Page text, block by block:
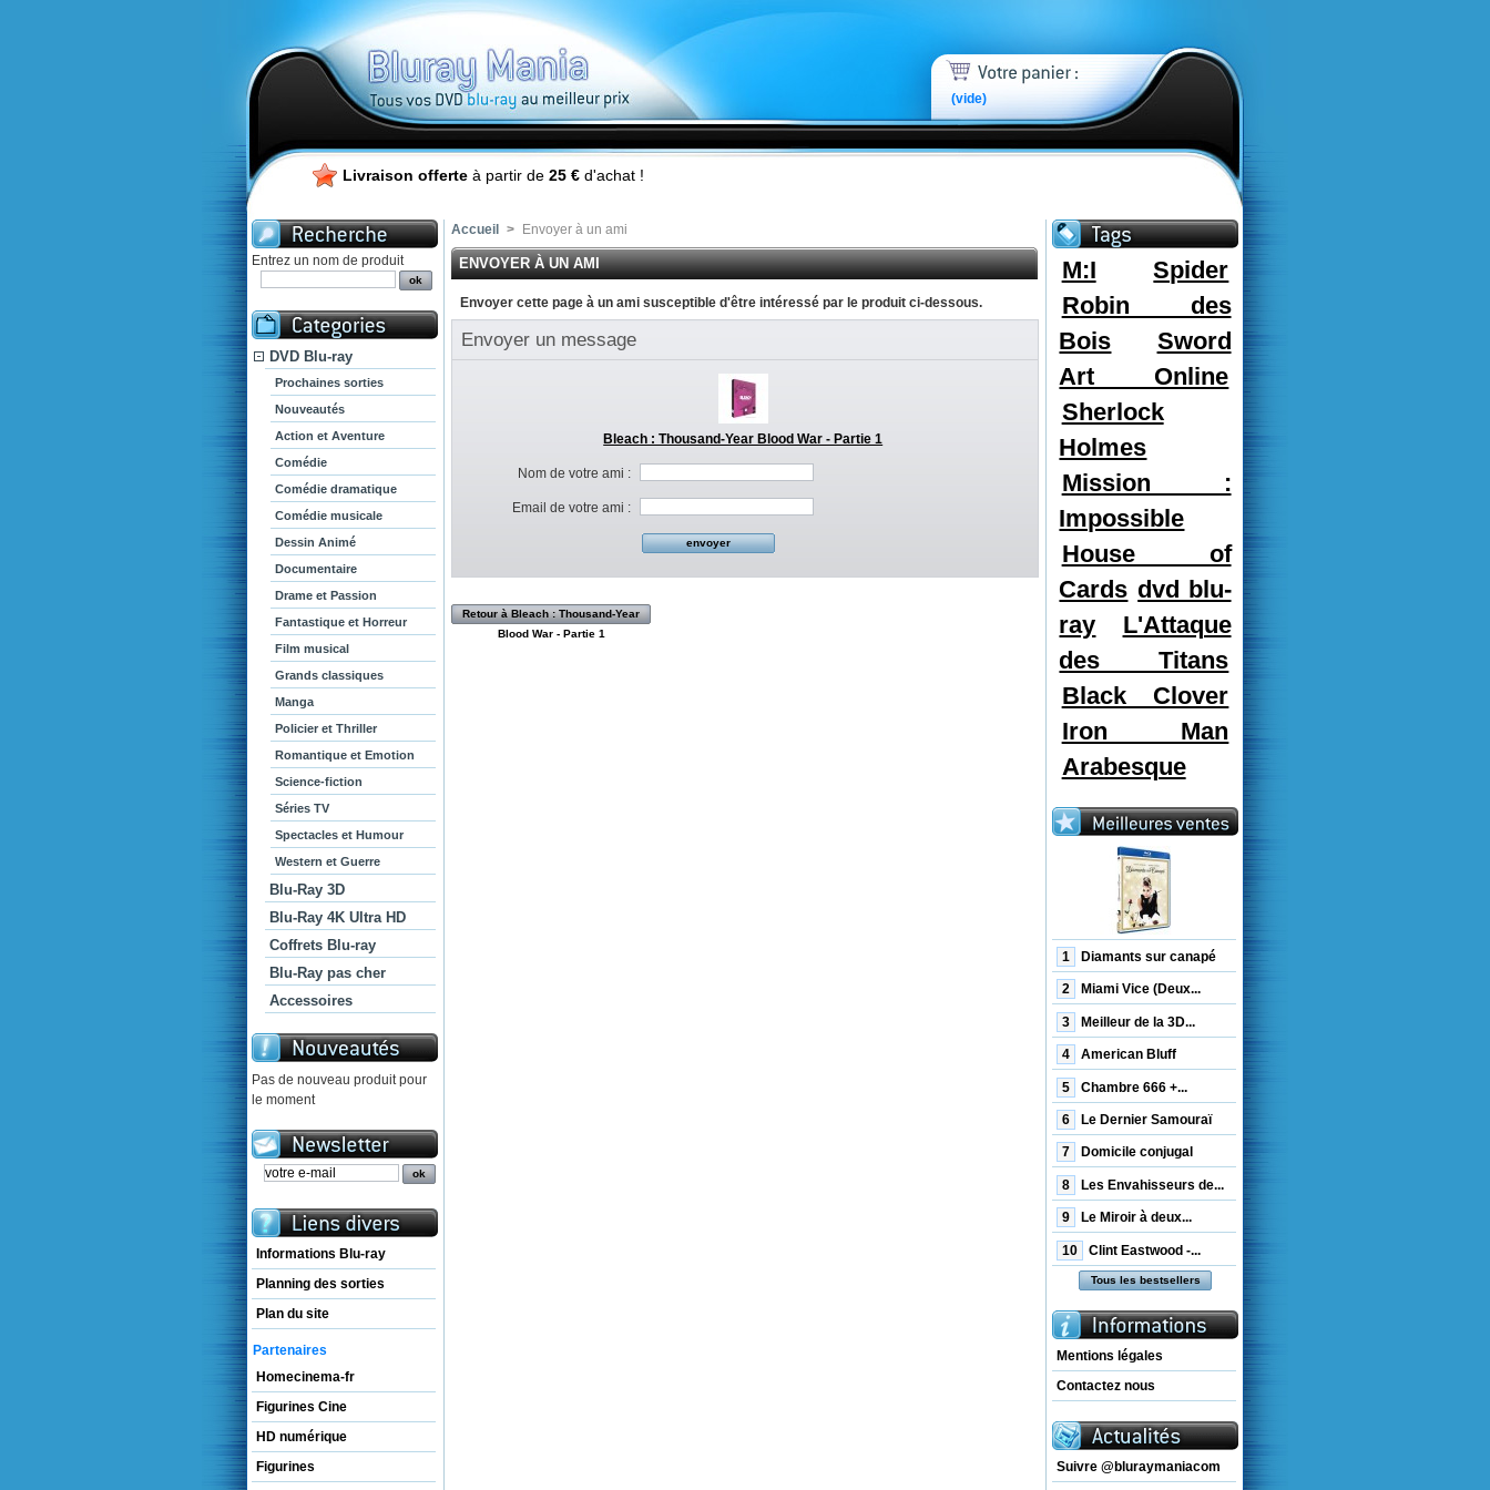
(vide)
Livraison offerte à partir de 25 € d'achat !
Entrez un nom de produit
DVD Blu-ray
Prochaines sorties
Nouveautés
Action et Aventure
Comédie
Comédie dramatique
Comédie musicale
Dessin Animé
Documentaire
Drame et Passion
Fantastique et Horreur
Film musical
Grands classiques
Manga
Policier et Thriller
Romantique et Emotion
Science-fiction
Séries TV
Spectacles et Humour
Western et Guerre
Blu-Ray 3D
Blu-Ray 4K Ultra HD
Coffrets Blu-ray
Blu-Ray pas cher
Accessoires
Pas de nouveau produit pour
le moment
Informations Blu-ray
Planning des sorties
Plan du site
Partenaires
Homecinema-fr
Figurines Cine
HD numérique
Figurines
Accueil > Envoyer à un ami
ENVOYER À UN AMI
Envoyer cette page à un ami susceptible d'être intéressé par le produit ci-dessous.
Envoyer un message
Bleach : Thousand-Year Blood War - Partie 1
Nom de votre ami :
Email de votre ami :
Retour à Bleach : Thousand-Year
Blood War - Partie 1
M:I
Spider
Robin des
Bois
Sword
Art Online
Sherlock
Holmes
Mission :
Impossible
House of
Cards dvd blu-
ray
L'Attaque
des Titans
Black Clover
Iron Man
Arabesque
1 Diamants sur canapé
2 Miami Vice (Deux...
3 Meilleur de la 3D...
4 American Bluff
5 Chambre 666 +...
6 Le Dernier Samouraï
7 Domicile conjugal
8 Les Envahisseurs de...
9 Le Miroir à deux...
10 Clint Eastwood -...
Tous les bestsellers
Mentions légales
Contactez nous
Suivre @bluraymaniacom